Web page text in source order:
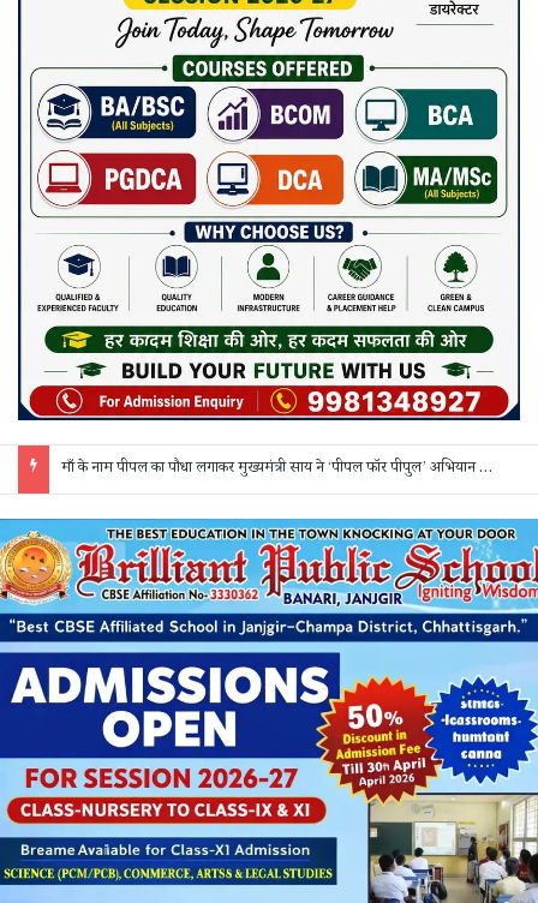
माँ के नाम पीपल का पौधा लगाकर मुख्यमंत्री साय ने ‘पीपल फॉर पीपुल’ अभियान की शुरुआत की